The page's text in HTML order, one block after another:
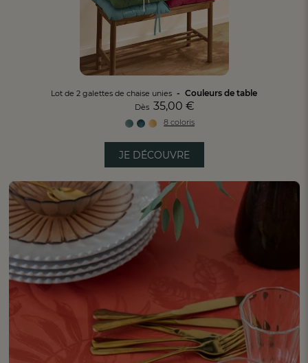
Lot de 2 galettes de chaise unies Couleurs de table
Dès 35,00 €
8 coloris
JE DÉCOUVRE